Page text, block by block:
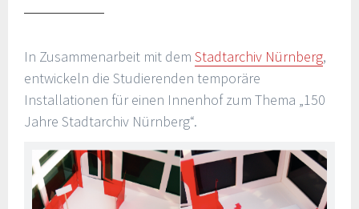
In Zusammenarbeit mit dem Stadtarchiv Nürnberg,
entwickeln die Studierenden temporäre
Installationen für einen Innenhof zum Thema „150
Jahre Stadtarchiv Nürnberg“.